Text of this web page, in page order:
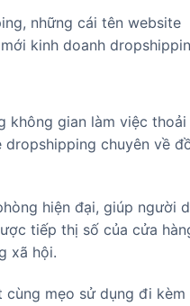
những cái tên website
kinh doanh
không gian làm việc
chuyên về
hiện đại, giúp người
tiếp thị số của cửa
xã hội.
mẹo sử dụng đi kèm